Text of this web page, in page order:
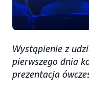
Wystąpienie z
pierwszego dnia
prezentacja